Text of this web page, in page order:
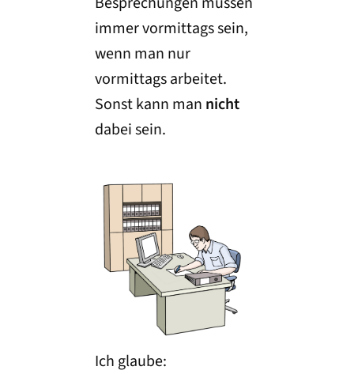
immer vormittags sein,
wenn man nur
vormittags arbeitet.
Sonst kann man nicht
dabei sein.
Ich glaube: